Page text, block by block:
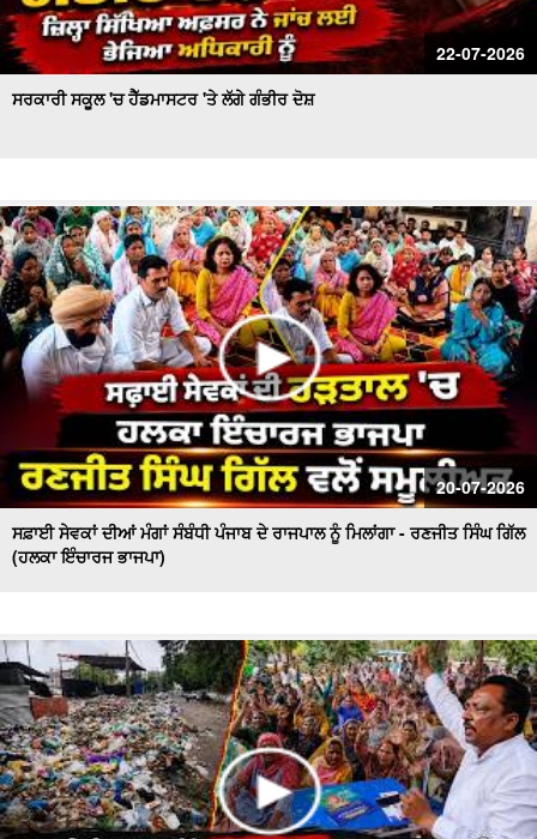
22-07-2026
ਸਰਕਾਰੀ ਸਕੂਲ 'ਚ ਹੈੱਡਮਾਸਟਰ 'ਤੇ ਲੱਗੇ ਗੰਭੀਰ ਦੋਸ਼
20-07-2026
ਸਫ਼ਾਈ ਸੇਵਕਾਂ ਦੀਆਂ ਮੰਗਾਂ ਸੰਬੰਧੀ ਪੰਜਾਬ ਦੇ ਰਾਜਪਾਲ ਨੂੰ ਮਿਲਾਂਗਾ - ਰਣਜੀਤ ਸਿੰਘ ਗਿੱਲ
(ਹਲਕਾ ਇੰਚਾਰਜ ਭਾਜਪਾ)